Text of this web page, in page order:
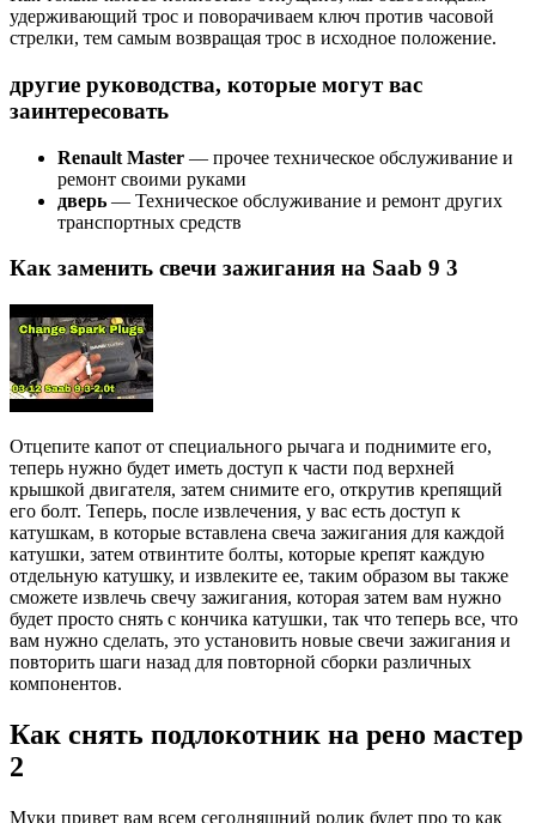
удерживающий трос и поворачиваем ключ против часовой
стрелки, тем самым возвращая трос в исходное положение.
другие руководства, которые могут вас
заинтересовать
Renault Master — прочее техническое обслуживание и
ремонт своими руками
дверь — Техническое обслуживание и ремонт других
транспортных средств
Как заменить свечи зажигания на Saab 9 3
Отцепите капот от специального рычага и поднимите его,
теперь нужно будет иметь доступ к части под верхней
крышкой двигателя, затем снимите его, открутив крепящий
его болт. Теперь, после извлечения, у вас есть доступ к
катушкам, в которые вставлена свеча зажигания для каждой
катушки, затем отвинтите болты, которые крепят каждую
отдельную катушку, и извлеките ее, таким образом вы также
сможете извлечь свечу зажигания, которая затем вам нужно
будет просто снять с кончика катушки, так что теперь все, что
вам нужно сделать, это установить новые свечи зажигания и
повторить шаги назад для повторной сборки различных
компонентов.
Как снять подлокотник на рено мастер
2
Муки привет вам всем сегодняшний ролик будет про то как